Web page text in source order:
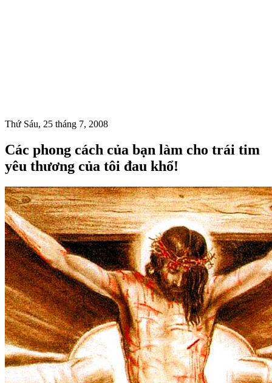
Thứ Sáu, 25 tháng 7, 2008
Các phong cách của bạn làm cho trái tim
yêu thương của tôi đau khổ!